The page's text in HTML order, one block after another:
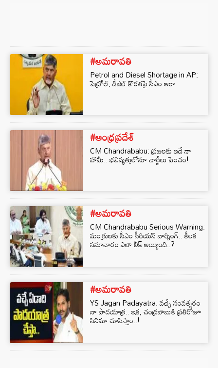
#అమరావతి
Petrol and Diesel Shortage in AP:
పెట్రోల్, డీజిల్ కొరతపై సీఎం ఆరా
#ఆంధ్రప్రదేశ్
CM Chandrababu: ప్రజలకు ఇదే నా
హామీ.. భవిష్యత్తులోనూ చార్జీలు పెంచం!
#అమరావతి
CM Chandrababu Serious Warning:
మంత్రులకు సీఎం సీరియస్‌ వార్నింగ్.. కీలక
సమాచారం ఎలా లీక్‌ అయ్యింది..?
#అమరావతి
YS Jagan Padayatra: వచ్చే సంవత్సరం
నా పాదయాత్ర.. ఇక, చంద్రబాబుకి ప్రతిరోజూ
సినిమా చూపిస్తాం..!